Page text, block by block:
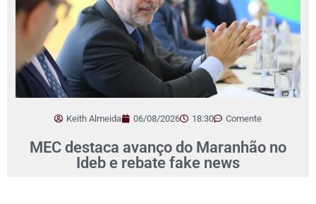
Keith Almeida 06/08/2026 18:30 Comente
MEC destaca avanço do Maranhão no
Ideb e rebate fake news